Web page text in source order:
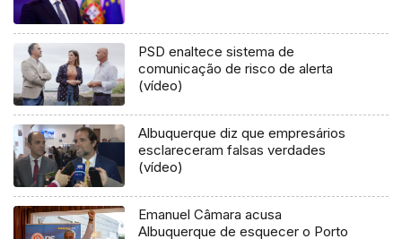
PSD enaltece sistema de
comunicação de risco de alerta
(vídeo)
Albuquerque diz que empresários
esclareceram falsas verdades
(vídeo)
Emanuel Câmara acusa
Albuquerque de esquecer o Porto